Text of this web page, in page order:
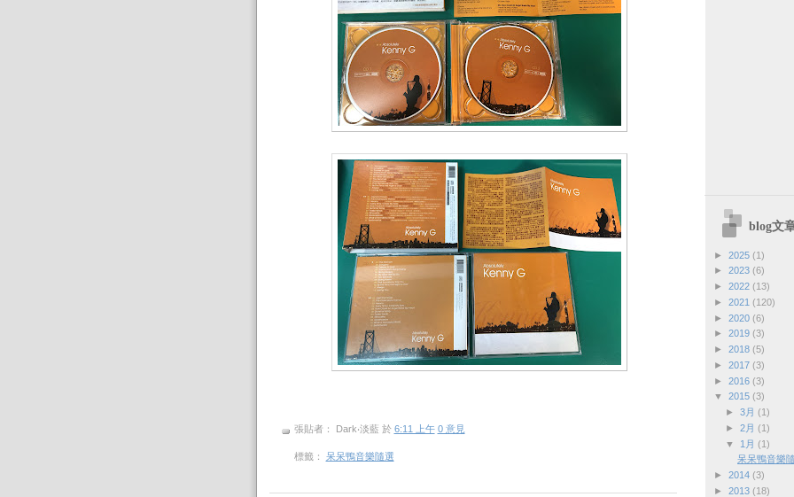
張貼者： Dark‧淡藍 於 6:11 上午 0 意見
標籤： 呆呆鴨音樂隨選
blog文
► 2025 (1)
► 2023 (6)
► 2022 (13)
► 2021 (120)
► 2020 (6)
► 2019 (3)
► 2018 (5)
► 2017 (3)
► 2016 (3)
▼ 2015 (3)
► 3月 (1)
► 2月 (1)
▼
1月 (1)
呆呆鴨音樂
► 2014 (3)
► 2013 (18)